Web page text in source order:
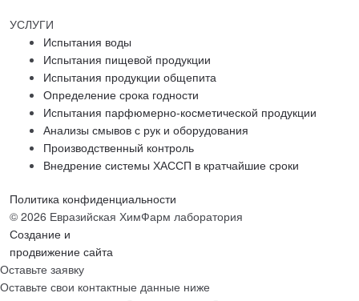
УСЛУГИ
Испытания воды
Испытания пищевой продукции
Испытания продукции общепита
Определение срока годности
Испытания парфюмерно-косметической продукции
Анализы смывов с рук и оборудования
Производственный контроль
Внедрение системы ХАССП в кратчайшие сроки
Политика конфиденциальности
© 2026 Евразийская ХимФарм лаборатория
Создание и
продвижение сайта
Оставьте заявку
Оставьте свои контактные данные ниже